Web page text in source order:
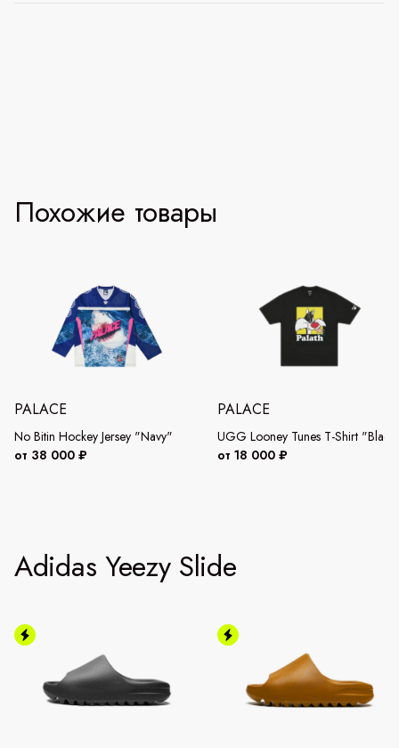
Похожие товары
PALACE
No Bitin Hockey Jersey "Navy"
от 38 000 ₽
PALACE
UGG Looney Tunes T-Shirt
от 18 000 ₽
Adidas Yeezy Slide